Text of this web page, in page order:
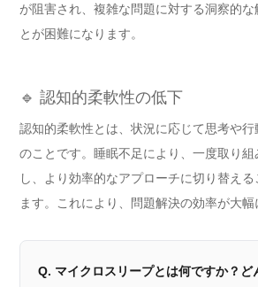
が阻害され、複雑な問題に対する洞察的な
とが困難になります。
🔹 認知的柔軟性の低下
認知的柔軟性とは、状況に応じて思考や行
のことです。睡眠不足により、一度取り
し、より効率的なアプローチに切り替え
ます。これにより、問題解決の効率が大幅
Q. マイクロスリープとは何ですか？ど